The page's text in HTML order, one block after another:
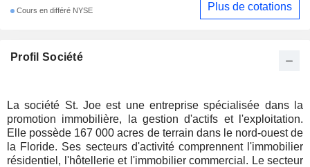
Profil Société
La société St. Joe est une entreprise spécialisée dans la
promotion immobilière, la gestion d'actifs et l'exploitation.
Elle possède 167 000 acres de terrain dans le nord-ouest de
la Floride. Ses secteurs d'activité comprennent l'immobilier
résidentiel, l'hôtellerie et l'immobilier commercial. Le secteur
Cours en différé NYSE Plus de cotations